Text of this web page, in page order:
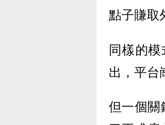
點子賺取
同樣的
出，平台
但一個關